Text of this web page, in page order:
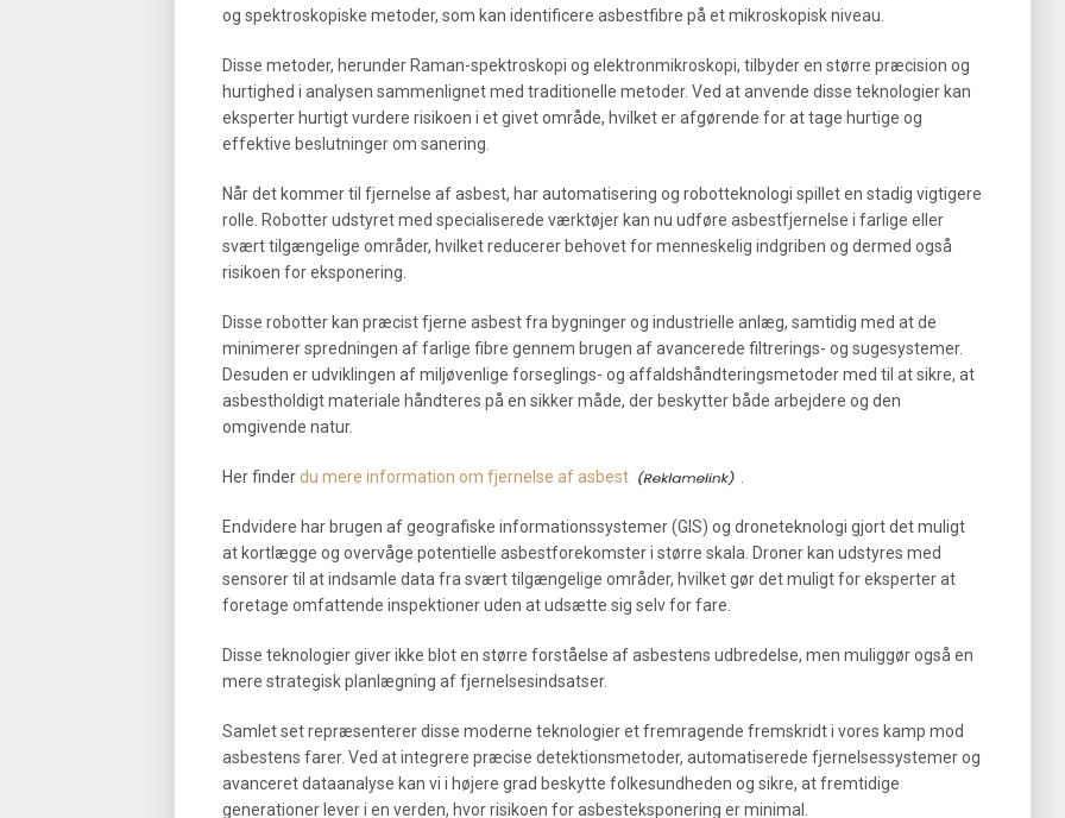
og spektroskopiske metoder, som kan identificere asbestfibre på et mikroskopisk niveau.
Disse metoder, herunder Raman-spektroskopi og elektronmikroskopi, tilbyder en større præcision og
hurtighed i analysen sammenlignet med traditionelle metoder. Ved at anvende disse teknologier kan
eksperter hurtigt vurdere risikoen i et givet område, hvilket er afgørende for at tage hurtige og
effektive beslutninger om sanering.
Når det kommer til fjernelse af asbest, har automatisering og robotteknologi spillet en stadig vigtigere
rolle. Robotter udstyret med specialiserede værktøjer kan nu udføre asbestfjernelse i farlige eller
svært tilgængelige områder, hvilket reducerer behovet for menneskelig indgriben og dermed også
risikoen for eksponering.
Disse robotter kan præcist fjerne asbest fra bygninger og industrielle anlæg, samtidig med at de
minimerer spredningen af farlige fibre gennem brugen af avancerede filtrerings- og sugesystemer.
Desuden er udviklingen af miljøvenlige forseglings- og affaldshåndteringsmetoder med til at sikre, at
asbestholdigt materiale håndteres på en sikker måde, der beskytter både arbejdere og den
omgivende natur.
Her finderdu mere information om fjernelse af asbest
Endvidere har brugen af geografiske informationssystemer (GIS) og droneteknologi gjort det muligt
at kortlægge og overvåge potentielle asbestforekomster i større skala. Droner kan udstyres med
sensorer til at indsamle data fra svært tilgængelige områder, hvilket gør det muligt for eksperter at
foretage omfattende inspektioner uden at udsætte sig selv for fare.
Disse teknologier giver ikke blot en større forståelse af asbestens udbredelse, men muliggør også en
mere strategisk planlægning af fjernelsesindsatser.
Samlet set repræsenterer disse moderne teknologier et fremragende fremskridt i vores kamp mod
asbestens farer. Ved at integrere præcise detektionsmetoder, automatiserede fjernelsessystemer og
avanceret dataanalyse kan vi i højere grad beskytte folkesundheden og sikre, at fremtidige
generationer lever i en verden, hvor risikoen for asbesteksponering er minimal.